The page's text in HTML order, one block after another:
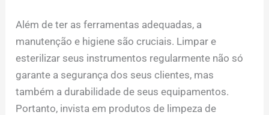
Além de ter as ferramentas adequadas, a
manutenção e higiene são cruciais. Limpar e
esterilizar seus instrumentos regularmente não só
garante a segurança dos seus clientes, mas
também a durabilidade de seus equipamentos.
Portanto, invista em produtos de limpeza de